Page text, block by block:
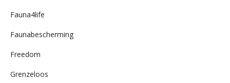
Fauna4life
Faunabescherming
Freedom
Grenzeloos